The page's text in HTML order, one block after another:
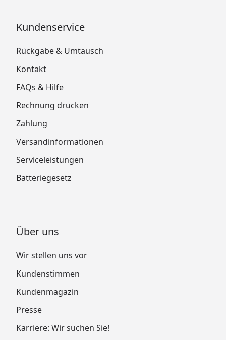
Kundenservice
Rückgabe & Umtausch
Kontakt
FAQs & Hilfe
Rechnung drucken
Zahlung
Versandinformationen
Serviceleistungen
Batteriegesetz
Über uns
Wir stellen uns vor
Kundenstimmen
Kundenmagazin
Presse
Karriere: Wir suchen Sie!